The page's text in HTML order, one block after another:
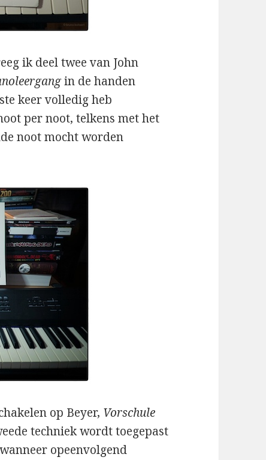
ik deel twee van John
in de handen
keer volledig heb
per noot, telkens met het
noot mocht worden
op Beyer, Vorschule
techniek wordt toegepast
opeenvolgend